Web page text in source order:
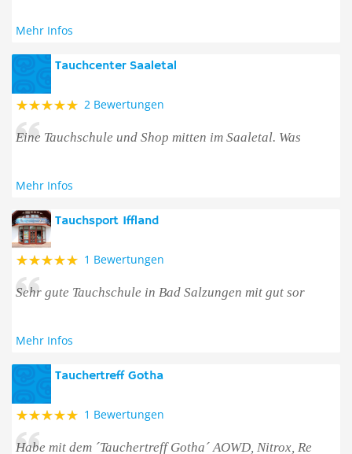
Mehr Infos
Tauchcenter Saaletal
2 Bewertungen
Eine Tauchschule und Shop mitten im Saaletal. Was
Mehr Infos
Tauchsport Iffland
1 Bewertungen
Sehr gute Tauchschule in Bad Salzungen mit gut sor
Mehr Infos
Tauchertreff Gotha
1 Bewertungen
Habe mit dem ´Tauchertreff Gotha´ AOWD, Nitrox, Re